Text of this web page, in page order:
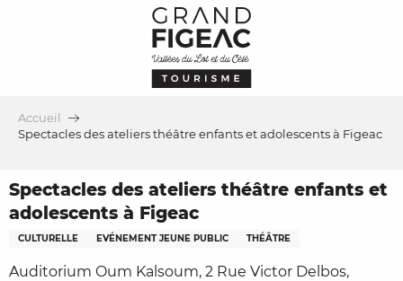
Accueil
Spectacles des ateliers théâtre enfants et adolescents à Figeac
Spectacles des ateliers théâtre enfants et
adolescents à Figeac
CULTURELLE EVÉNEMENT JEUNE PUBLIC THÉÂTRE
Auditorium Oum Kalsoum, 2 Rue Victor Delbos,